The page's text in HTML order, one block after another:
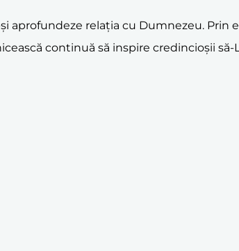
aprofundeze relația cu Dumnezeu. Prin
continuă să inspire credincioșii